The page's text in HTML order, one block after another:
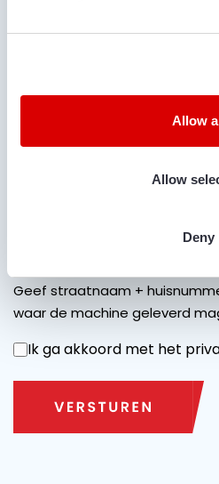
Allow
Allow
Deny
IS TRANSPORT GEWENST?
Geef straatnaam +
waar de machine geleverd
INSTEMMING
Ik ga akkoord met het